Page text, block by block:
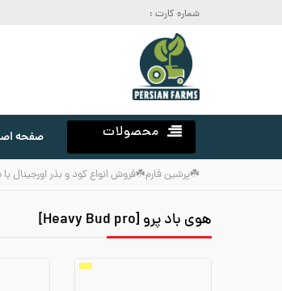
شماره کارت :
محصولات صفحه
☘️پرشین فارم☘️فروش انواع کود و بذر اورجینال
هوی باد پرو [Heavy Bud pro]